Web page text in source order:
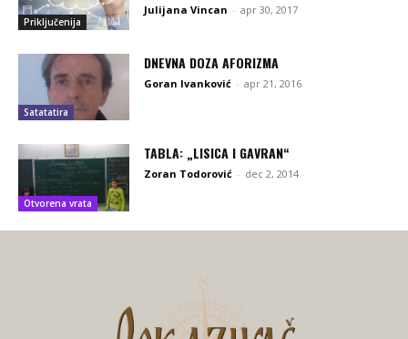
Priključenija
Julijana Vincan - apr 30, 2017
Satatatira
DNEVNA DOZA AFORIZMA
Goran Ivanković - apr 21, 2016
Otvorena vrata
TABLA: „LISICA I GAVRAN“
Zoran Todorović - dec 2, 2014